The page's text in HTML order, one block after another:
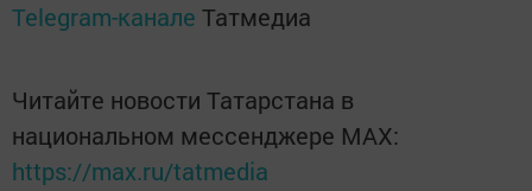
Telegram-канале Татмедиа
Читайте новости Татарстана в
национальном мессенджере MАХ:
https://max.ru/tatmedia